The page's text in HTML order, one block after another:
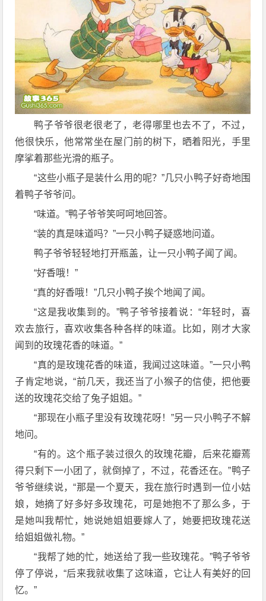
鸭子爷爷很老很老了，老得哪里也去不了，不过，
他很快乐，他常常坐在屋门前的树下，晒着阳光，手里
摩挲着那些光滑的瓶子。
“这些小瓶子是装什么用的呢？”几只小鸭子好奇地围
着鸭子爷爷问。
“味道。”鸭子爷爷笑呵呵地回答。
“装的真是味道吗？”一只小鸭子疑惑地问道。
鸭子爷爷轻轻地打开瓶盖，让一只小鸭子闻了闻。
“好香哦！”
“真的好香哦！”几只小鸭子挨个地闻了闻。
“这是我收集到的。”鸭子爷爷接着说：“年轻时，喜
欢去旅行，喜欢收集各种各样的味道。比如，刚才大家
闻到的玫瑰花香的味道。”
“真的是玫瑰花香的味道，我闻过这味道。”一只小鸭
子肯定地说，“前几天，我还当了小猴子的信使，把他要
送的玫瑰花交给了兔子姐姐。”
“那现在小瓶子里没有玫瑰花呀！”另一只小鸭子不解
地问。
“有的。这个瓶子装过很久的玫瑰花瓣，后来花瓣蔫
得只剩下一小团了，就倒掉了，不过，花香还在。”鸭子
爷爷继续说，“那是一个夏天，我在旅行时遇到一位小姑
娘，她摘了好多好多玫瑰花，可是她抱不了那么多，于
是她叫我帮忙，她说她姐姐要嫁人了，她要把玫瑰花送
给姐姐做礼物。”
“我帮了她的忙，她送给了我一些玫瑰花。”鸭子爷爷
停了停说，“后来我就收集了这味道，它让人有美好的回
忆。”